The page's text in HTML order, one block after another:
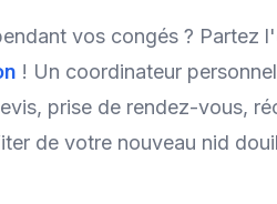
vos congés ? Partez
! Un coordinateur
prise de rendez-vous,
de votre nouveau nid